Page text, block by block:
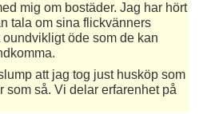
mig om bostäder. Jag har hört
tala om sina flickvänners
öde som de kan
att jag tog just husköp som
som så. Vi delar erfarenhet på